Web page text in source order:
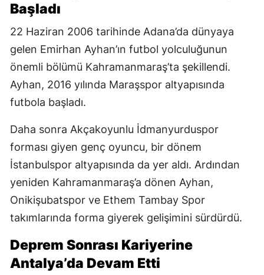
Başladı
22 Haziran 2006 tarihinde Adana’da dünyaya
gelen Emirhan Ayhan’ın futbol yolculuğunun
önemli bölümü Kahramanmaraş’ta şekillendi.
Ayhan, 2016 yılında Maraşspor altyapısında
futbola başladı.
Daha sonra Akçakoyunlu İdmanyurduspor
forması giyen genç oyuncu, bir dönem
İstanbulspor altyapısında da yer aldı. Ardından
yeniden Kahramanmaraş’a dönen Ayhan,
Onikişubatspor ve Ethem Tambay Spor
takımlarında forma giyerek gelişimini sürdürdü.
Deprem Sonrası Kariyerine
Antalya’da Devam Etti